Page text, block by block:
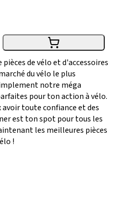
de vélo et d'accessoires
du vélo le plus
notre méga
pour ton action à vélo.
avoir toute confiance et des
est ton spot pour tous les
les meilleures pièces
!